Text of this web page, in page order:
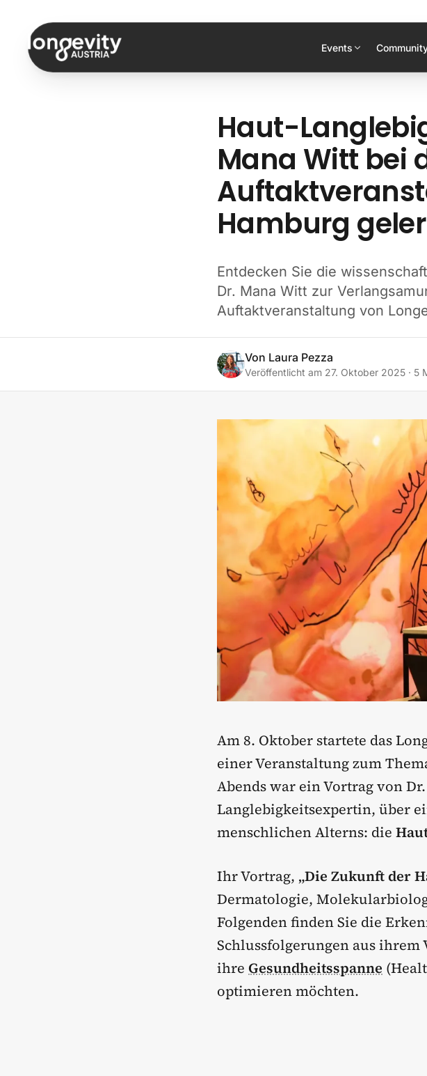
Events
Haut-
Mana Witt bei
Hamburg
Entdecken Sie die
Dr. Mana Witt zur
Auftaktveranstaltung von
Von Laura Pezza
Veröffentlicht am 27. Oktober 2025 · 5
Am 8. Oktober startete das
einer Veranstaltung zum
Abends war ein Vortrag von
Langlebigkeitsexpertin, über
menschlichen Alterns: die
Ihr Vortrag, „Die Zukunft der
Dermatologie,
Folgenden finden Sie die
Schlussfolgerungen aus
ihre Gesundheitsspanne
optimieren möchten.